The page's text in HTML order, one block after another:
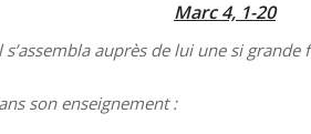
Marc 4, 1-20
auprès de lui une si
son enseignement :